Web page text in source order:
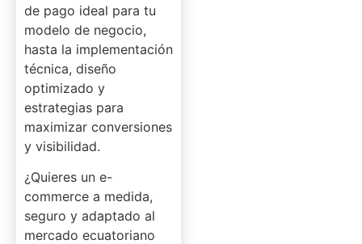
de pago ideal para tu
modelo de negocio,
hasta la implementación
técnica, diseño
optimizado y
estrategias para
maximizar conversiones
y visibilidad.
¿Quieres un e-
commerce a medida,
seguro y adaptado al
mercado ecuatoriano